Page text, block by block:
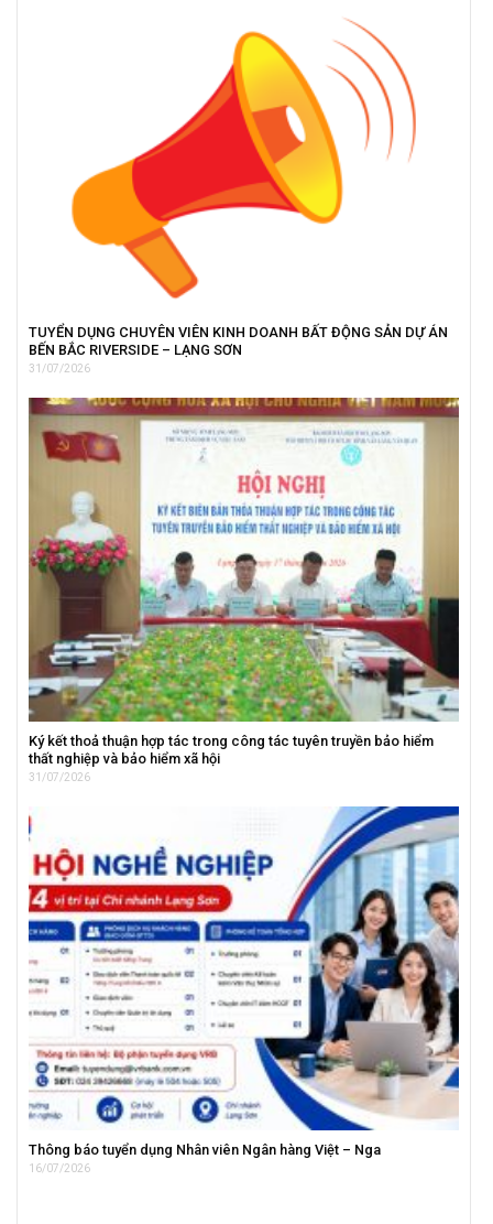
TUYỂN DỤNG CHUYÊN VIÊN KINH DOANH BẤT ĐỘNG SẢN DỰ ÁN
BẾN BẮC RIVERSIDE – LẠNG SƠN
31/07/2026
Ký kết thoả thuận hợp tác trong công tác tuyên truyền bảo hiểm
thất nghiệp và bảo hiểm xã hội
31/07/2026
Thông báo tuyển dụng Nhân viên Ngân hàng Việt – Nga
16/07/2026